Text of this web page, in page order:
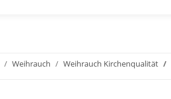
Weihrauch Weihrauch Kirchenqualität